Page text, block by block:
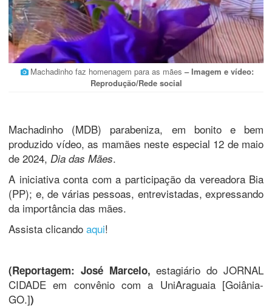
Machadinho faz homenagem para as mães – Imagem e vídeo:
Reprodução/Rede social
Machadinho (MDB) parabeniza, em bonito e bem
produzido vídeo, as mamães neste especial 12 de maio
de 2024, Dia das Mães.
A iniciativa conta com a participação da vereadora Bia
(PP); e, de várias pessoas, entrevistadas, expressando
da importância das mães.
Assista clicando aqui!
(Reportagem: José Marcelo, estagiário do JORNAL
CIDADE em convênio com a UniAraguaia [Goiânia-
GO.])